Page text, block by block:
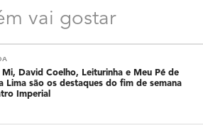
vai gostar
Mi, David Coelho, Leiturinha e Meu Pé de
Lima são os destaques do fim de semana
Imperial